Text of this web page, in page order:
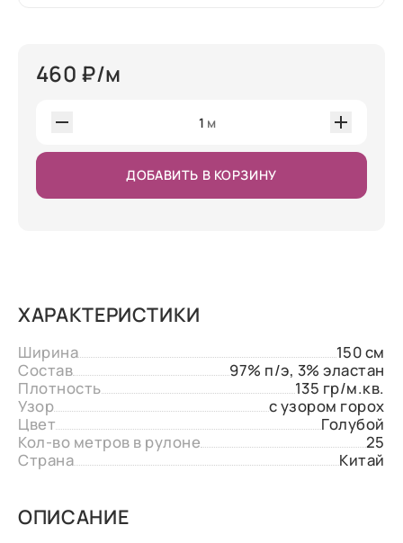
460 ₽/м
1 м
ДОБАВИТЬ В КОРЗИНУ
ХАРАКТЕРИСТИКИ
Ширина
150 см
Состав
97% п/э, 3% эластан
Плотность
135 гр/м.кв.
Узор
с узором горох
Цвет
Голубой
Кол-во метров в рулоне
25
Страна
Китай
ОПИСАНИЕ